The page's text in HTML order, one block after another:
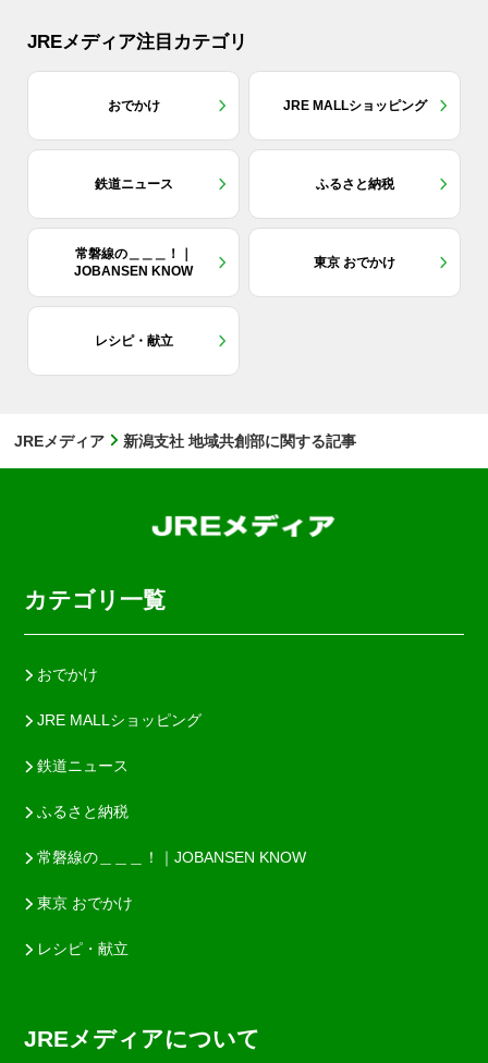
JREメディア注目カテゴリ
おでかけ JRE MALLショッピング
鉄道ニュース ふるさと納税
常磐線の＿＿＿！｜
JOBANSEN KNOW
東京 おでかけ
レシピ・献立
JREメディア 新潟支社 地域共創部に関する記事
カテゴリ一覧
おでかけ
JRE MALLショッピング
鉄道ニュース
ふるさと納税
常磐線の＿＿＿！｜JOBANSEN KNOW
東京 おでかけ
レシピ・献立
JREメディアについて